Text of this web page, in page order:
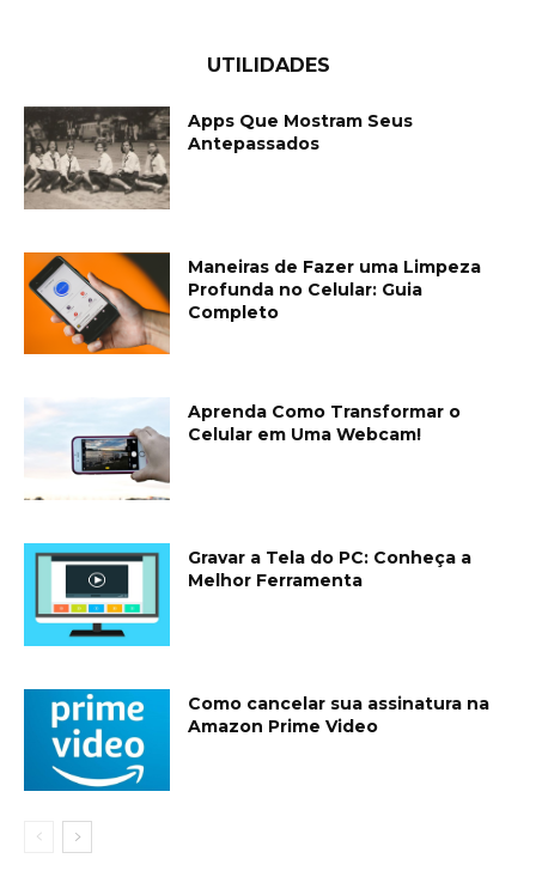
UTILIDADES
Apps Que Mostram Seus
Antepassados
Maneiras de Fazer uma Limpeza
Profunda no Celular: Guia
Completo
Aprenda Como Transformar o
Celular em Uma Webcam!
Gravar a Tela do PC: Conheça a
Melhor Ferramenta
Como cancelar sua assinatura na
Amazon Prime Video